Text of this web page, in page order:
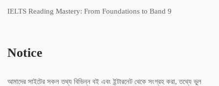
IELTS Reading Mastery: From Foundations to Band 9
Notice
আমাদের সাইটের সকল তথ্য বিভিন্ন বই এবং ইন্টারনেট থেকে সংগ্রহ করা, তথ্যে ভুল